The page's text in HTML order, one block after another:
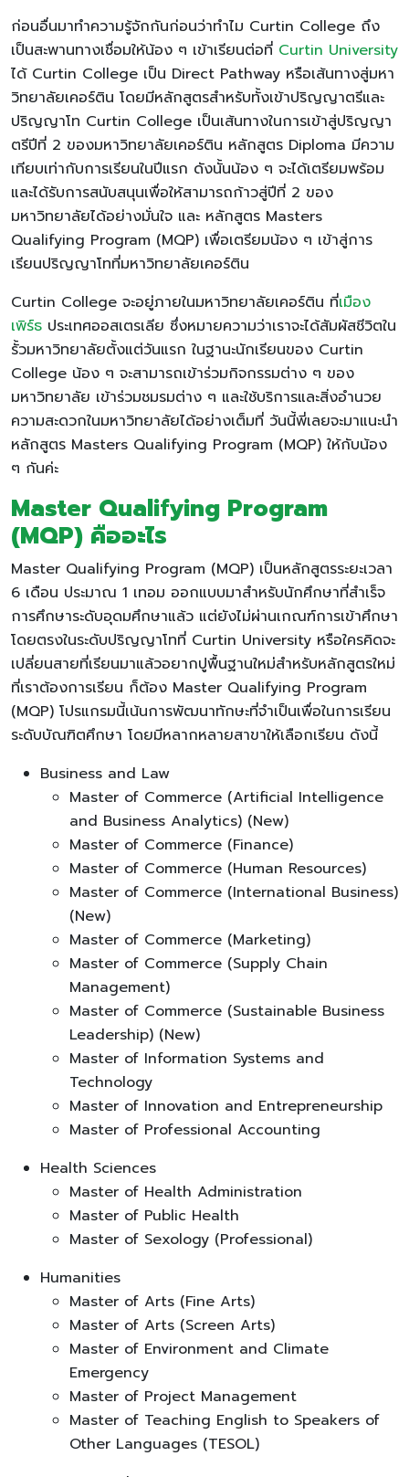
ก่อนอื่นมาทำความรู้จักกันก่อนว่าทำไม Curtin College ถึง
เป็นสะพานทางเชื่อมให้น้อง ๆ เข้าเรียนต่อที่ Curtin University
ได้ Curtin College เป็น Direct Pathway หรือเส้นทางสู่มหา
วิทยาลัยเคอร์ติน โดยมีหลักสูตรสำหรับทั้งเข้าปริญญาตรีและ
ปริญญาโท Curtin College เป็นเส้นทางในการเข้าสู่ปริญญา
ตรีปีที่ 2 ของมหาวิทยาลัยเคอร์ติน หลักสูตร Diploma มีความ
เทียบเท่ากับการเรียนในปีแรก ดังนั้นน้อง ๆ จะได้เตรียมพร้อม
และได้รับการสนับสนุนเพื่อให้สามารถก้าวสู่ปีที่ 2 ของ
มหาวิทยาลัยได้อย่างมั่นใจ และ หลักสูตร Masters
Qualifying Program (MQP) เพื่อเตรียมน้อง ๆ เข้าสู่การ
เรียนปริญญาโทที่มหาวิทยาลัยเคอร์ติน
Curtin College จะอยู่ภายในมหาวิทยาลัยเคอร์ติน ที่เมือง
เพิร์ธ ประเทศออสเตรเลีย ซึ่งหมายความว่าเราจะได้สัมผัสชีวิตใน
รั้วมหาวิทยาลัยตั้งแต่วันแรก ในฐานะนักเรียนของ Curtin
College น้อง ๆ จะสามารถเข้าร่วมกิจกรรมต่าง ๆ ของ
มหาวิทยาลัย เข้าร่วมชมรมต่าง ๆ และใช้บริการและสิ่งอำนวย
ความสะดวกในมหาวิทยาลัยได้อย่างเต็มที่ วันนี้พี่เลยจะมาแนะนำ
หลักสูตร Masters Qualifying Program (MQP) ให้กับน้อง
ๆ กันค่ะ
Master Qualifying Program
(MQP) คืออะไร
Master Qualifying Program (MQP) เป็นหลักสูตรระยะเวลา
6 เดือน ประมาณ 1 เทอม ออกแบบมาสำหรับนักศึกษาที่สำเร็จ
การศึกษาระดับอุดมศึกษาแล้ว แต่ยังไม่ผ่านเกณฑ์การเข้าศึกษา
โดยตรงในระดับปริญญาโทที่ Curtin University หรือใครคิดจะ
เปลี่ยนสายที่เรียนมาแล้วอยากปูพื้นฐานใหม่สำหรับหลักสูตรใหม่
ที่เราต้องการเรียน ก็ต้อง Master Qualifying Program
(MQP) โปรแกรมนี้เน้นการพัฒนาทักษะที่จำเป็นเพื่อในการเรียน
ระดับบัณฑิตศึกษา โดยมีหลากหลายสาขาให้เลือกเรียน ดังนี้
Business and Law
Master of Commerce (Artificial Intelligence
and Business Analytics) (New)
Master of Commerce (Finance)
Master of Commerce (Human Resources)
Master of Commerce (International Business)
(New)
Master of Commerce (Marketing)
Master of Commerce (Supply Chain
Management)
Master of Commerce (Sustainable Business
Leadership) (New)
Master of Information Systems and
Technology
Master of Innovation and Entrepreneurship
Master of Professional Accounting
Health Sciences
Master of Health Administration
Master of Public Health
Master of Sexology (Professional)
Humanities
Master of Arts (Fine Arts)
Master of Arts (Screen Arts)
Master of Environment and Climate
Emergency
Master of Project Management
Master of Teaching English to Speakers of
Other Languages (TESOL)